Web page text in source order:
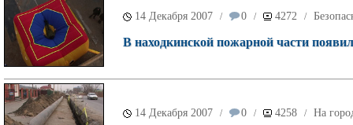
14 Декабря 2007 / 0 / 4272 /
В находкинской пожарной части
14 Декабря 2007 / 0 / 4258 / На